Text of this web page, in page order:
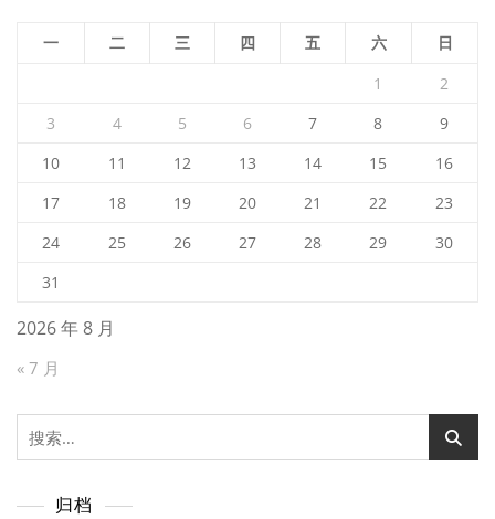
2026 年 8 月
一 二 三 四 五 六
日
1
2
3
4 5 6 7 8
9
10
11 12 13 14 15
16
17
18 19 20 21 22
23
24
25 26 27 28 29
30
31
« 7 月
搜
索：
归档